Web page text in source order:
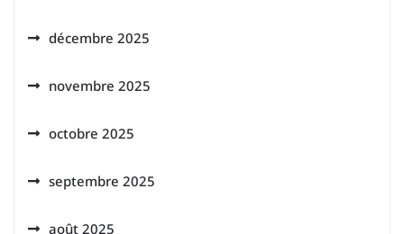
décembre 2025
novembre 2025
octobre 2025
septembre 2025
août 2025